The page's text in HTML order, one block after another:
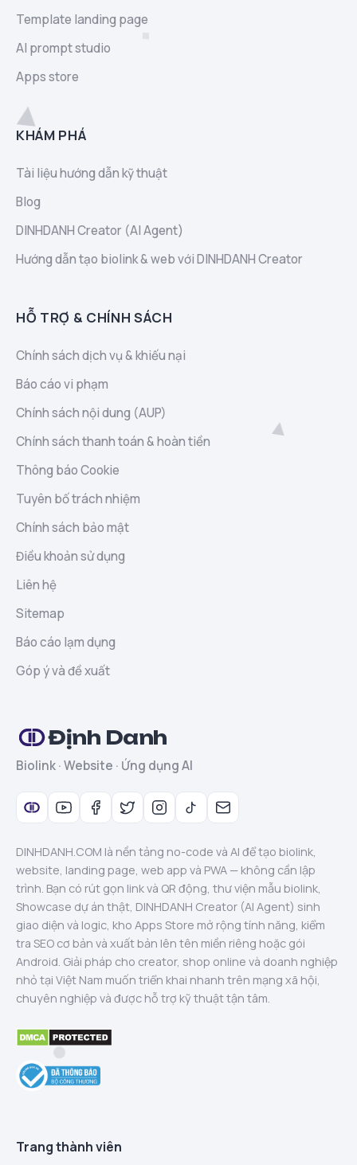
Template landing page
AI prompt studio
Apps store
KHÁM PHÁ
Tài liệu hướng dẫn kỹ thuật
Blog
DINHDANH Creator (AI Agent)
Hướng dẫn tạo biolink & web với DINHDANH Creator
HỖ TRỢ & CHÍNH SÁCH
Chính sách dịch vụ & khiếu nại
Báo cáo vi phạm
Chính sách nội dung (AUP)
Chính sách thanh toán & hoàn tiền
Thông báo Cookie
Tuyên bố trách nhiệm
Chính sách bảo mật
Điều khoản sử dụng
Liên hệ
Sitemap
Báo cáo lạm dụng
Góp ý và đề xuất
Định Danh
Biolink · Website · Ứng dụng AI
DINHDANH.COM là nền tảng no-code và AI để tạo biolink,
website, landing page, web app và PWA — không cần lập
trình. Bạn có rút gọn link và QR động, thư viện mẫu biolink,
Showcase dự án thật, DINHDANH Creator (AI Agent) sinh
giao diện và logic, kho Apps Store mở rộng tính năng, kiểm
tra SEO cơ bản và xuất bản lên tên miền riêng hoặc gói
Android. Giải pháp cho creator, shop online và doanh nghiệp
nhỏ tại Việt Nam muốn triển khai nhanh trên mạng xã hội,
chuyên nghiệp và được hỗ trợ kỹ thuật tận tâm.
Trang thành viên